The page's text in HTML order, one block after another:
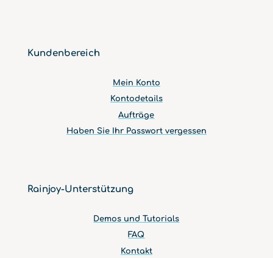
Kundenbereich
Mein Konto
Kontodetails
Aufträge
Haben Sie Ihr Passwort vergessen
Rainjoy-Unterstützung
Demos und Tutorials
FAQ
Kontakt